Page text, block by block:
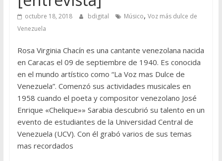
octubre 18, 2018 bdigital Músico, Voz más dulce de
Venezuela
Rosa Virginia Chacín es una cantante venezolana nacida
en Caracas el 09 de septiembre de 1940. Es conocida
en el mundo artístico como “La Voz mas Dulce de
Venezuela”. Comenzó sus actividades musicales en
1958 cuando el poeta y compositor venezolano José
Enrique «Chelique»» Sarabia descubrió su talento en un
evento de estudiantes de la Universidad Central de
Venezuela (UCV). Con él grabó varios de sus temas
mas recordados